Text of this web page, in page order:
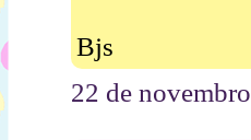
Bjs
22 de